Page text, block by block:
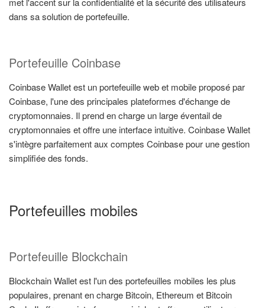
dans sa solution de portefeuille.
Portefeuille Coinbase
Coinbase Wallet est un portefeuille web et mobile proposé par
Coinbase, l'une des principales plateformes d'échange de
cryptomonnaies. Il prend en charge un large éventail de
cryptomonnaies et offre une interface intuitive. Coinbase Wallet
s'intègre parfaitement aux comptes Coinbase pour une gestion
simplifiée des fonds.
Portefeuilles mobiles
Portefeuille Blockchain
Blockchain Wallet est l'un des portefeuilles mobiles les plus
populaires, prenant en charge Bitcoin, Ethereum et Bitcoin